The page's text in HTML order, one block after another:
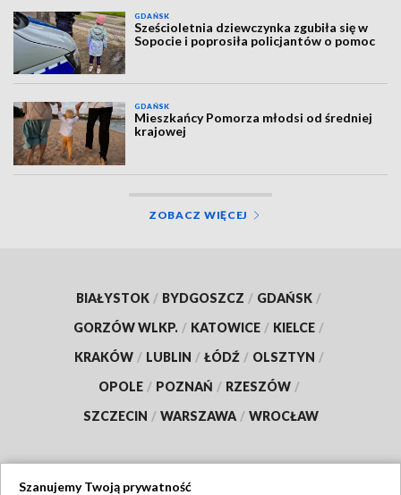
GDAŃSK
Sześcioletnia dziewczynka zgubiła się w
Sopocie i poprosiła policjantów o pomoc
GDAŃSK
Mieszkańcy Pomorza młodsi od średniej
krajowej
ZOBACZ WIĘCEJ
BIAŁYSTOK / BYDGOSZCZ / GDAŃSK /
GORZÓW WLKP. / KATOWICE / KIELCE /
KRAKÓW / LUBLIN / ŁÓDŹ / OLSZTYN /
OPOLE / POZNAŃ / RZESZÓW /
SZCZECIN / WARSZAWA / WROCŁAW
Szanujemy Twoją prywatność